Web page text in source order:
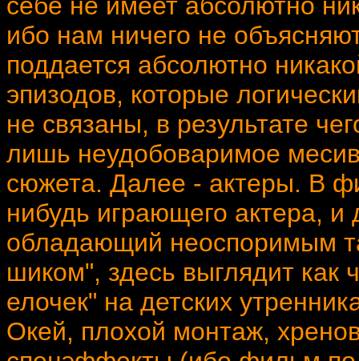
ибо нам ничего не
поддается абсолютно
эпизодов, которые
не связаны, в результате
лишь неудобоваримое
сюжета. Далее - актеры. В
нибудь играющего актера,
обладающий неоспоримым
шиком", здесь выглядит как
елочек" на детских
Окей, плохой монтаж,